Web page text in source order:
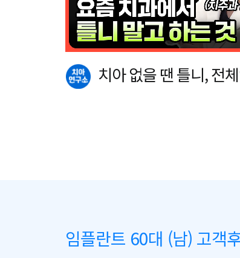
치아 없을 땐 틀니, 전
임플란트 60대 (남) 고객